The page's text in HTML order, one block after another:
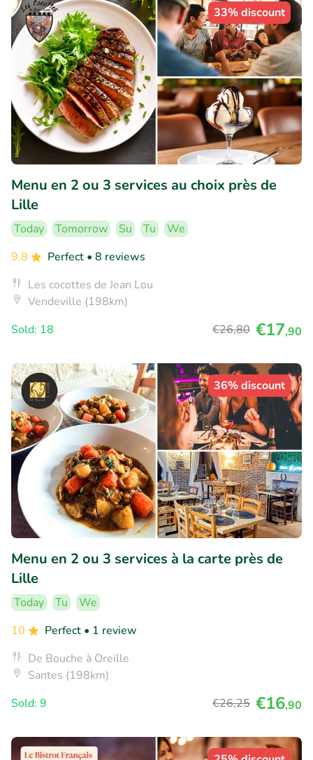
33% discount
Menu en 2 ou 3 services au choix près de
Lille
Today Tomorrow Su Tu
We
9.8
Perfect • 8 reviews
Les cocottes de Jean Lou
Vendeville (198km)
Sold: 18
€26,80 €17,90
36% discount
Menu en 2 ou 3 services à la carte près de
Lille
Today Tu
We
10
Perfect • 1 review
De Bouche à Oreille
Santes (198km)
Sold: 9
€26,25 €16,90